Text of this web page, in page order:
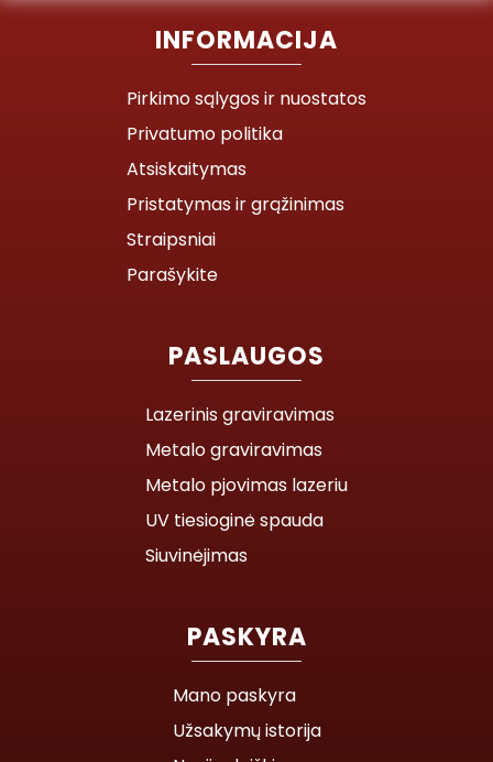
INFORMACIJA
Pirkimo sąlygos ir nuostatos
Privatumo politika
Atsiskaitymas
Pristatymas ir grąžinimas
Straipsniai
Parašykite
PASLAUGOS
Lazerinis graviravimas
Metalo graviravimas
Metalo pjovimas lazeriu
UV tiesioginė spauda
Siuvinėjimas
PASKYRA
Mano paskyra
Užsakymų istorija